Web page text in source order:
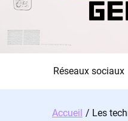
Réseaux sociaux
Accueil Les